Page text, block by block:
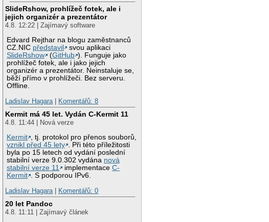
SlideRshow, prohlížeč fotek, ale i
jejich organizér a prezentátor
4.8. 12:22 | Zajímavý software
Edvard Rejthar na blogu zaměstnanců
CZ.NIC představil
svou aplikaci
SlideRshow
(GitHub ). Funguje jako
prohlížeč fotek, ale i jako jejich
organizér a prezentátor. Neinstaluje se,
běží přímo v prohlížeči. Bez serveru.
Offline.
Ladislav Hagara | Komentářů: 8
Kermit má 45 let. Vydán C-Kermit 11
4.8. 11:44 | Nová verze
Kermit , tj. protokol pro přenos souborů,
vznikl před 45 lety . Při této příležitosti
byla po 15 letech od vydání poslední
stabilní verze 9.0.302 vydána nová
stabilní verze 11
implementaceC-
Kermit . S podporou IPv6.
Ladislav Hagara | Komentářů: 0
20 let Pandoc
4.8. 11:11 | Zajímavý článek